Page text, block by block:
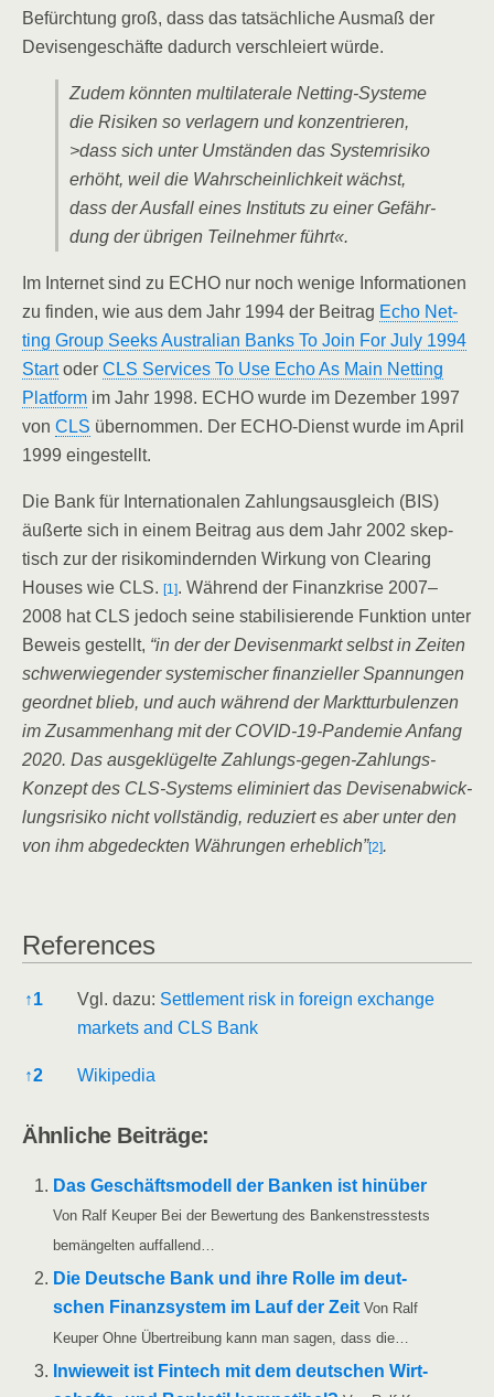
Befürch­tung groß, dass das tat­säch­li­che Aus­maß der
Devi­sen­ge­schäf­te dadurch ver­schlei­ert würde.
Zudem könn­ten mul­ti­la­te­ra­le Net­ting-Sys­te­me
die Risi­ken so ver­la­gern und kon­zen­trie­ren,
>dass sich unter Umstän­den das Sys­tem­ri­si­ko
erhöht, weil die Wahr­schein­lich­keit wächst,
dass der Aus­fall eines Insti­tuts zu einer Gefähr­
dung der übri­gen Teil­neh­mer führt«.
Im Inter­net sind zu ECHO nur noch weni­ge Infor­ma­tio­nen
zu fin­den, wie aus dem Jahr 1994 der Bei­trag Echo Net­
ting Group Seeks Aus­tra­li­an Banks To Join For July 1994
Startoder CLS Ser­vices To Use Echo As Main Net­ting
Plat­form im Jahr 1998. ECHO wur­de im Dezem­ber 1997
von CLS über­nom­men. Der ECHO-Dienst wur­de im April
1999 eingestellt.
Die Bank für Inter­na­tio­na­len Zah­lungs­aus­gleich (BIS)
äußer­te sich in einem Bei­trag aus dem Jahr 2002 skep­
tisch zur der risi­ko­min­dern­den Wir­kung von Clea­ring
Hou­ses wie CLS. [1]. Wäh­rend der Finanz­kri­se 2007–
2008 hat CLS jedoch sei­ne sta­bi­li­sie­ren­de Funk­ti­on unter
Beweis gestellt, “in der der Devi­sen­markt selbst in Zei­ten
schwer­wie­gen­der sys­te­mi­scher finan­zi­el­ler Span­nun­gen
geord­net blieb, und auch wäh­rend der Markt­tur­bu­len­zen
im Zusam­men­hang mit der COVID-19-Pan­de­mie Anfang
2020. Das aus­ge­klü­gel­te Zah­lungs-gegen-Zah­lungs-
Kon­zept des CLS-Sys­tems eli­mi­niert das Devi­sen­ab­wick­
lungs­ri­si­ko nicht voll­stän­dig, redu­ziert es aber unter den
von ihm abge­deck­ten Wäh­run­gen erheb­lich”[2].
Refe­ren­ces
Refe­ren­ces
↑1 Vgl. dazu: Sett­le­ment risk in for­eign exch­an­ge
mar­kets and CLS Bank
↑2 Wiki­pe­dia
Ähn­li­che Beiträge:
Das Geschäfts­mo­dell der Ban­ken ist hin­über
Von Ralf Keu­per Bei der Bewer­tung des Ban­ken­stress­tests
bemän­gel­ten auffallend…
Die Deut­sche Bank und ihre Rol­le im deut­
schen Finanz­sys­tem im Lauf der Zeit Von Ralf
Keu­per Ohne Über­trei­bung kann man sagen, dass die…
Inwie­weit ist Fin­tech mit dem deut­schen Wir­t­­